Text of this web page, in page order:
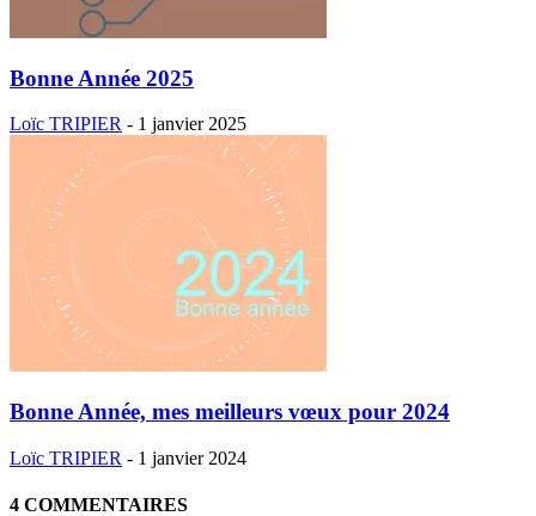
Bonne Année 2025
Loïc TRIPIER - 1 janvier 2025
Bonne Année, mes meilleurs vœux pour 2024
Loïc TRIPIER - 1 janvier 2024
4 COMMENTAIRES